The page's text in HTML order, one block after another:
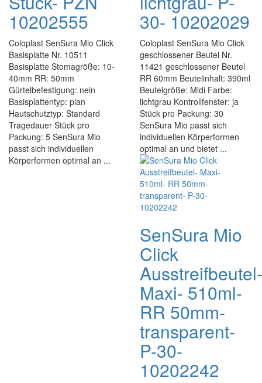
10202555
Coloplast SenSura Mio Click
Basisplatte Nr. 10511
Basisplatte Stomagröße: 10-
40mm RR: 50mm
Gürtelbefestigung: nein
Basisplattentyp: plan
Hautschutztyp: Standard
Tragedauer Stück pro
Packung: 5 SenSura Mio
passt sich individuellen
Körperformen optimal an ...
30- 10202029
Coloplast SenSura Mio Click
geschlossener Beutel Nr.
11421 geschlossener Beutel
RR 60mm Beutelinhalt: 390ml
Beutelgröße: Midi Farbe:
lichtgrau Kontrollfenster: ja
Stück pro Packung: 30
SenSura Mio passt sich
individuellen Körperformen
optimal an und bietet ...
SenSura Mio
Click
Ausstreifbeutel-
Maxi- 510ml-
RR 50mm-
transparent-
P-30-
10202242